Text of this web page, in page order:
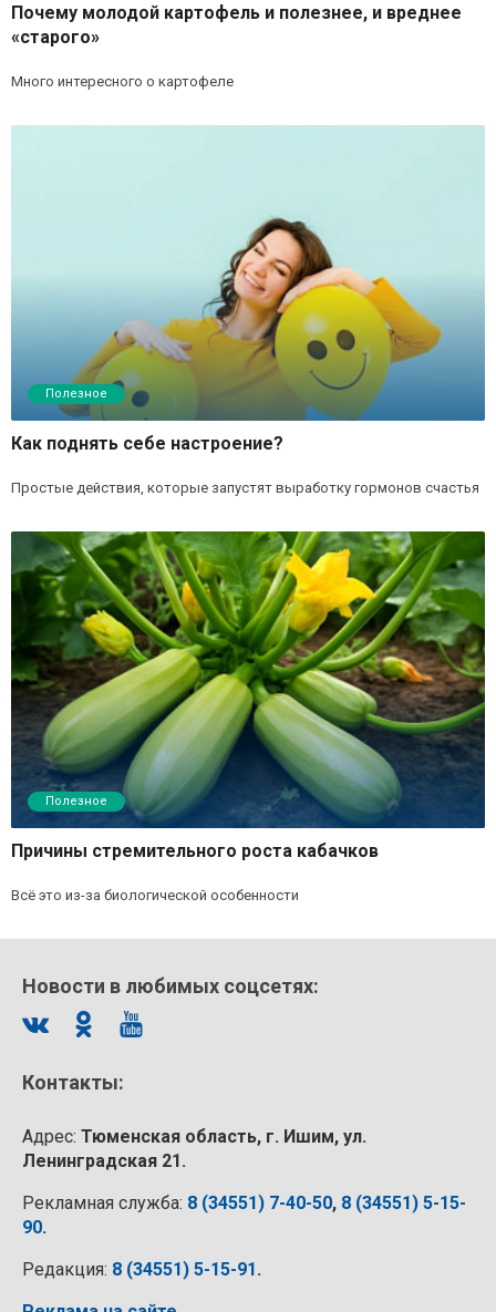
Почему молодой картофель и полезнее, и вреднее
«старого»
Много интересного о картофеле
Полезное
Как поднять себе настроение?
Простые действия, которые запустят выработку гормонов счастья
Полезное
Причины стремительного роста кабачков
Всё это из-за биологической особенности
Новости в любимых соцсетях:
Контакты:
Адрес: Тюменская область, г. Ишим, ул.
Ленинградская 21.
Рекламная служба: 8 (34551) 7-40-50, 8 (34551) 5-15-
90.
Редакция: 8 (34551) 5-15-91.